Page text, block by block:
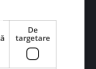
Răspundem
19:00
De
targetare